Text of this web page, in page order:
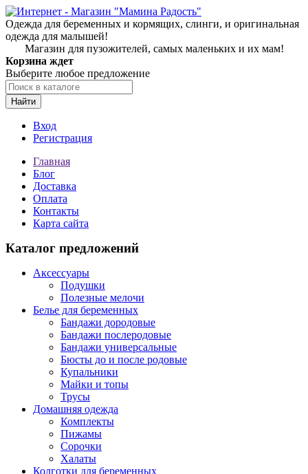
Одежда для беременных и кормящих, слинги, и оригинальная
одежда для малышей!
Магазин для пузожителей, самых маленьких и их мам!
Корзина ждет
Выберите любое предложение
Найти
Вход
Регистрация
Главная
Блог
Доставка
Оплата
Контакты
Карта сайта
Каталог предложений
Аксессуары
Подушки
Полезные мелочи
Белье для беременных
Бандажи дородовые
Бандажи послеродовые
Бандажи универсальные
Бюсты до и после родовые
Купальники
Майки и топы
Трусы
Домашняя одежда
Комплекты
Пижамы
Сорочки
Халаты
Колготки для беременных